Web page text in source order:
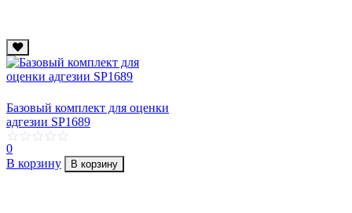
Базовый комплект для оценки
адгезии SP1689
0
В корзину
В корзину